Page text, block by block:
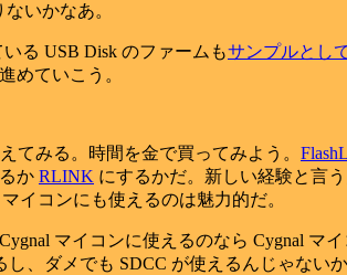
いかなあ。
る USB Disk のファームもサンプルとし
めていこう。
てみる。時間を金で買ってみよう。
か RLINK にするかだ。新しい経験と言
イコンにも使えるのは魅力的だ。
マイコンに使えるのなら Cygnal マ
し、ダメでも SDCC が使えるんじゃな